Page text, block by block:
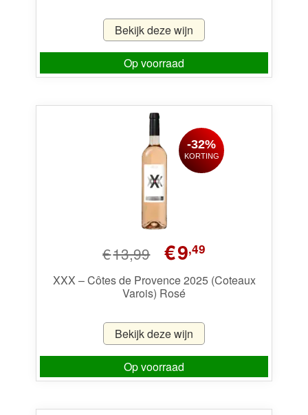
Bekijk deze wijn
Op voorraad
€13,99
Oorspronkelijke
prijs
was:
€13,99.
€9,49Huidige
is:
XXX – Côtes de Provence 2025 (Coteaux
Varois) Rosé
-32%
KORTING
Bekijk deze wijn
Op voorraad